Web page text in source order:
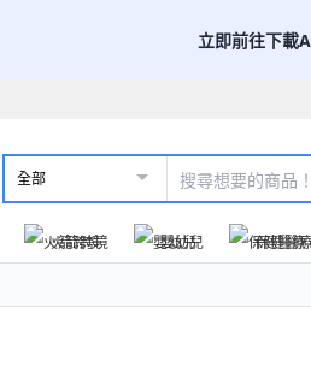
立即前往下載
全部
火箭跨境 嬰幼兒 保健醫